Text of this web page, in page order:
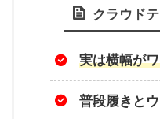
クラウド
実は横幅が
普段履きと